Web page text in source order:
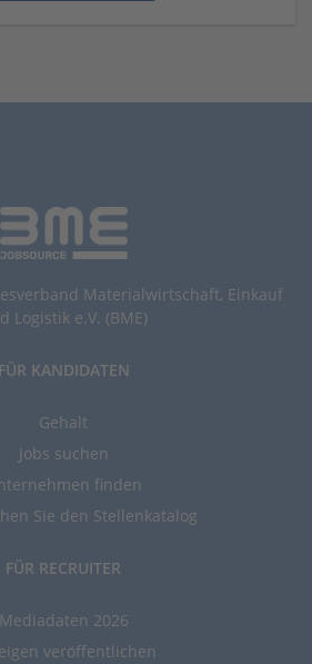
Materialwirtschaft, Einkauf
Logistik e.V. (BME)
FÜR KANDIDATEN
Gehalt
Jobs suchen
finden
Sie den Stellenkatalog
FÜR RECRUITER
Mediadaten 2026
veröffentlichen